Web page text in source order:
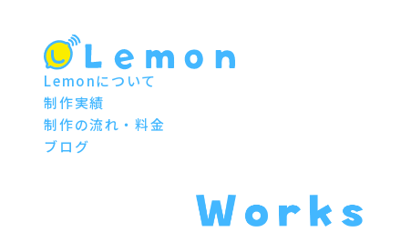
Lemonについて
制作実績
制作の流れ・料金
ブログ